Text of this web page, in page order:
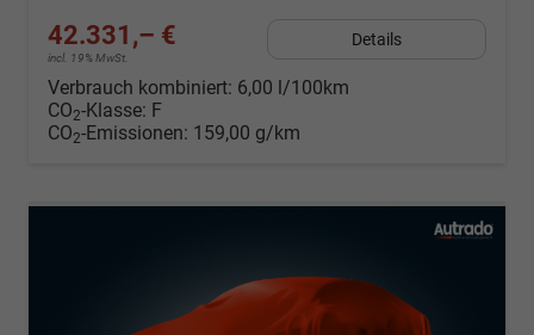
42.331,– €
incl. 19% MwSt.
Details
Verbrauch kombiniert: 6,00 l/100km
CO2-Klasse: F
CO2-Emissionen: 159,00 g/km